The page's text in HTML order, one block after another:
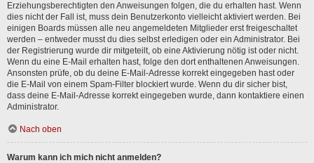
Erziehungsberechtigten den Anweisungen folgen, die du erhalten hast. Wenn
dies nicht der Fall ist, muss dein Benutzerkonto vielleicht aktiviert werden. Bei
einigen Boards müssen alle neu angemeldeten Mitglieder erst freigeschaltet
werden – entweder musst du dies selbst erledigen oder ein Administrator. Bei
der Registrierung wurde dir mitgeteilt, ob eine Aktivierung nötig ist oder nicht.
Wenn du eine E-Mail erhalten hast, folge den dort enthaltenen Anweisungen.
Ansonsten prüfe, ob du deine E-Mail-Adresse korrekt eingegeben hast oder
die E-Mail von einem Spam-Filter blockiert wurde. Wenn du dir sicher bist,
dass deine E-Mail-Adresse korrekt eingegeben wurde, dann kontaktiere einen
Administrator.
Nach oben
Warum kann ich mich nicht anmelden?